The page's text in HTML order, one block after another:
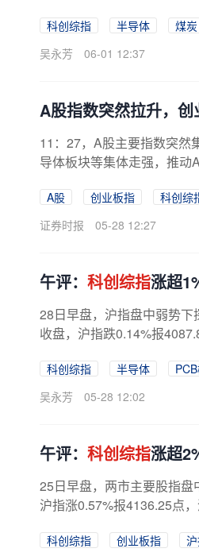
科创综指 半导体
煤炭
吴永芳
06-01 12:37
A股指数突然拉升，创
11：27，A股主要指数突然
导体板块等集体走强，推
A股 创业板指
科创综
证券时报
05-28 12:27
午评： 科创综指涨超
28日早盘，沪指盘中弱势
收盘，沪指跌0.14%报
科创综指 半导体
吴永芳
05-28 12:02
午评： 科创综指涨超
25日早盘，两市主要股指盘
沪指涨0.57%报4136.25点
科创综指 创业板指